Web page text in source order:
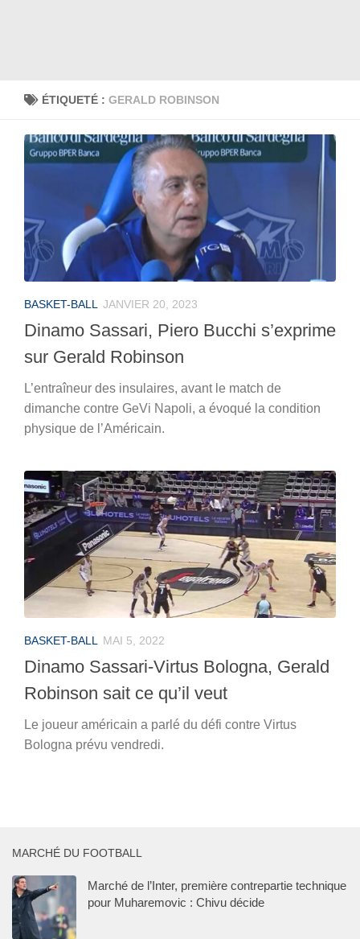
ÉTIQUETÉ : GERALD ROBINSON
BASKET-BALL JANVIER 20, 2023
Dinamo Sassari, Piero Bucchi s’exprime
sur Gerald Robinson
L’entraîneur des insulaires, avant le match de
dimanche contre GeVi Napoli, a évoqué la condition
physique de l’Américain.
BASKET-BALL MAI 5, 2022
Dinamo Sassari-Virtus Bologna, Gerald
Robinson sait ce qu’il veut
Le joueur américain a parlé du défi contre Virtus
Bologna prévu vendredi.
MARCHÉ DU FOOTBALL
Marché de l’Inter, première contrepartie technique
pour Muharemovic : Chivu décide